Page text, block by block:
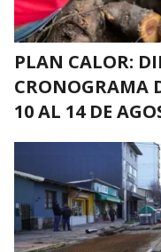
PLAN CALOR:
CRONOGRAMA
10 AL 14 DE